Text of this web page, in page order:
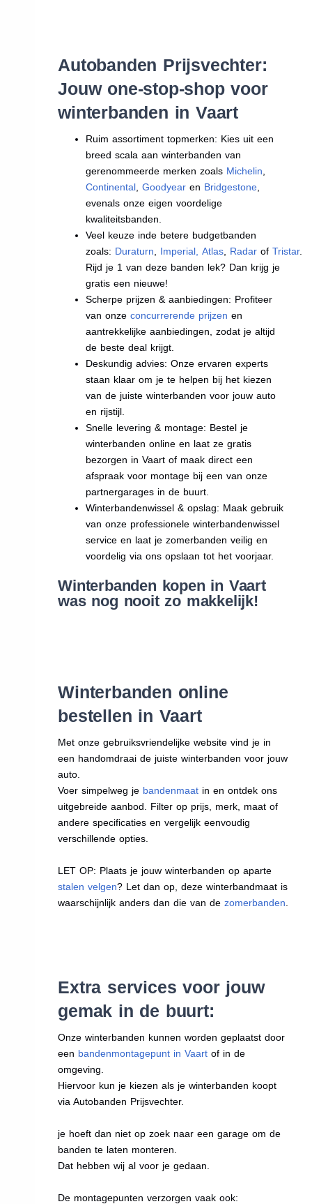
Autobanden Prijsvechter:
Jouw one-stop-shop voor
winterbanden in Vaart
Ruim assortiment topmerken: Kies uit een
breed scala aan winterbanden van
gerenommeerde merken zoals Michelin
Continental ,Goodyear en Bridgestone
evenals onze eigen voordelige
kwaliteitsbanden.
Veel keuze inde betere budgetbanden
zoals: Duraturn Imperial Atlas Radar ofTristar.
Rijd je 1 van deze banden lek? Dan krijg je
gratis een nieuwe!
Scherpe prijzen & aanbiedingen: Profiteer
van onzeconcurrerende prijzen en
aantrekkelijke aanbiedingen, zodat je altijd
de beste deal krijgt.
Deskundig advies: Onze ervaren experts
staan klaar om je te helpen bij het kiezen
van de juiste winterbanden voor jouw auto
en rijstijl.
Snelle levering & montage: Bestel je
winterbanden online en laat ze gratis
bezorgen in Vaart of maak direct een
afspraak voor montage bij een van onze
partnergarages in de buurt.
Winterbandenwissel & opslag: Maak gebruik
van onze professionele winterbandenwissel
service en laat je zomerbanden veilig en
voordelig via ons opslaan tot het voorjaar.
Winterbanden kopen in Vaart
was nog nooit zo makkelijk!
Winterbanden online
bestellen in Vaart
Met onze gebruiksvriendelijke website vind je in
een handomdraai de juiste winterbanden voor jouw
auto.
Voer simpelweg je bandenmaat in en ontdek ons
uitgebreide aanbod. Filter op prijs, merk, maat of
andere specificaties en vergelijk eenvoudig
verschillende opties.
LET OP: Plaats je jouw winterbanden op aparte
stalen velgen? Let dan op, deze winterbandmaat is
waarschijnlijk anders dan die van dezomerbanden
Extra services voor jouw
gemak in de buurt:
Onze winterbanden kunnen worden geplaatst door
een bandenmontagepunt in Vaart of in de
omgeving.
Hiervoor kun je kiezen als je winterbanden koopt
via Autobanden Prijsvechter.
je hoeft dan niet op zoek naar een garage om de
banden te laten monteren.
Dat hebben wij al voor je gedaan.
De montagepunten verzorgen vaak ook: